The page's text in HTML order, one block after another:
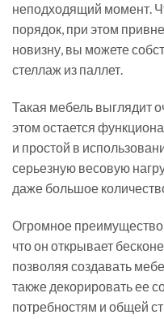
неподходящий момент.
порядок, при этом
новизну, вы можете
стеллаж из паллет.
Такая мебель выглядит
этом остается
и простой в
серьезную весовую
даже большое
Огромное преимущество
что он открывает
позволяя создавать
также декорировать ее
потребностям и общей